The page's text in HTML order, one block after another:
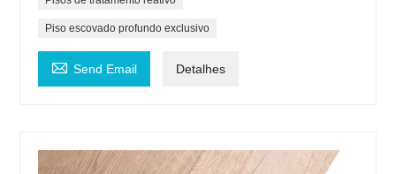
Piso escovado profundo exclusivo
 Send Email Detalhes